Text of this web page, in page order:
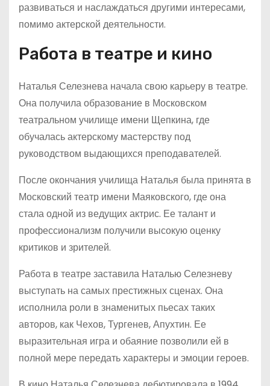
развиваться и наслаждаться другими интересами,
помимо актерской деятельности.
Работа в театре и кино
Наталья Селезнева начала свою карьеру в театре.
Она получила образование в Московском
театральном училище имени Щепкина, где
обучалась актерскому мастерству под
руководством выдающихся преподавателей.
После окончания училища Наталья была принята в
Московский театр имени Маяковского, где она
стала одной из ведущих актрис. Ее талант и
профессионализм получили высокую оценку
критиков и зрителей.
Работа в театре заставила Наталью Селезневу
выступать на самых престижных сценах. Она
исполнила роли в знаменитых пьесах таких
авторов, как Чехов, Тургенев, Апухтин. Ее
выразительная игра и обаяние позволили ей в
полной мере передать характеры и эмоции героев.